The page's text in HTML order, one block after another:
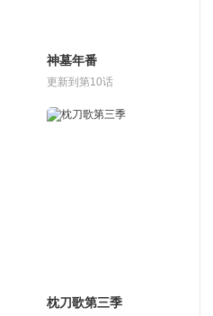
神墓年番
更新到第10话
枕刀歌第三季